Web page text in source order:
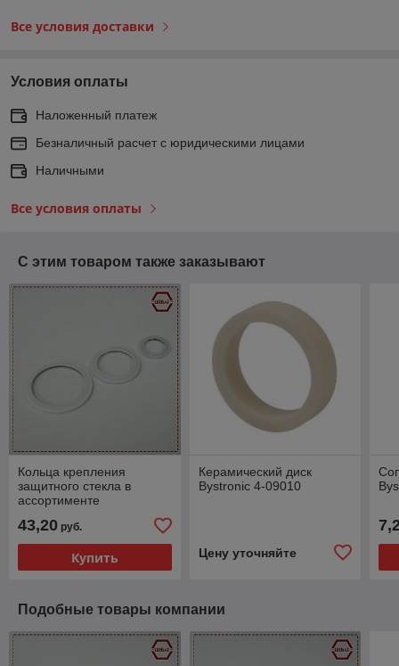
Все условия доставки
Условия оплаты
Наложенный платеж
Безналичный расчет с юридическими лицами
Наличными
Все условия оплаты
С этим товаром также заказывают
Кольца крепления
защитного стекла в
ассортименте
43,20 руб.
Купить
Керамический диск
Bystronic 4-09010
Цену уточняйте
Подобные товары компании